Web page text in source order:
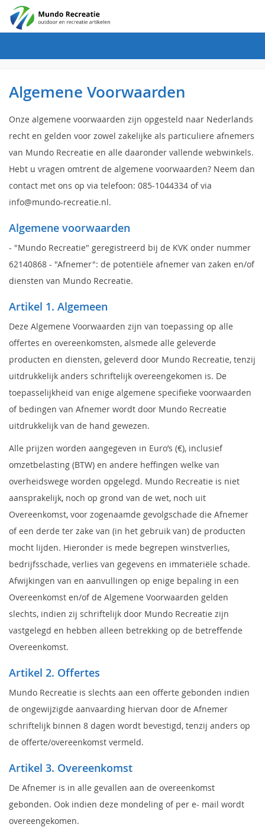
Algemene Voorwaarden
Onze algemene voorwaarden zijn opgesteld naar Nederlands
recht en gelden voor zowel zakelijke als particuliere afnemers
van Mundo Recreatie en alle daaronder vallende webwinkels.
Hebt u vragen omtrent de algemene voorwaarden? Neem dan
contact met ons op via telefoon: 085-1044334 of via
info@mundo-recreatie.nl.
Algemene voorwaarden
- "Mundo Recreatie" geregistreerd bij de KVK onder nummer
62140868 - "Afnemer": de potentiële afnemer van zaken en/of
diensten van Mundo Recreatie.
Artikel 1. Algemeen
Deze Algemene Voorwaarden zijn van toepassing op alle
offertes en overeenkomsten, alsmede alle geleverde
producten en diensten, geleverd door Mundo Recreatie, tenzij
uitdrukkelijk anders schriftelijk overeengekomen is. De
toepasselijkheid van enige algemene specifieke voorwaarden
of bedingen van Afnemer wordt door Mundo Recreatie
uitdrukkelijk van de hand gewezen.
Alle prijzen worden aangegeven in Euro’s (€), inclusief
omzetbelasting (BTW) en andere heffingen welke van
overheidswege worden opgelegd. Mundo Recreatie is niet
aansprakelijk, noch op grond van de wet, noch uit
Overeenkomst, voor zogenaamde gevolgschade die Afnemer
of een derde ter zake van (in het gebruik van) de producten
mocht lijden. Hieronder is mede begrepen winstverlies,
bedrijfsschade, verlies van gegevens en immateriële schade.
Afwijkingen van en aanvullingen op enige bepaling in een
Overeenkomst en/of de Algemene Voorwaarden gelden
slechts, indien zij schriftelijk door Mundo Recreatie zijn
vastgelegd en hebben alleen betrekking op de betreffende
Overeenkomst.
Artikel 2. Offertes
Mundo Recreatie is slechts aan een offerte gebonden indien
de ongewijzigde aanvaarding hiervan door de Afnemer
schriftelijk binnen 8 dagen wordt bevestigd, tenzij anders op
de offerte/overeenkomst vermeld.
Artikel 3. Overeenkomst
De Afnemer is in alle gevallen aan de overeenkomst
gebonden. Ook indien deze mondeling of per e- mail wordt
overeengekomen.